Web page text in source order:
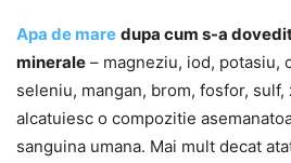
Apa de mare dupa cum s-a
minerale – magneziu, iod, potasiu,
seleniu, mangan, brom, fosfor,
alcatuiesc o compozitie
sanguina umana. Mai mult decat